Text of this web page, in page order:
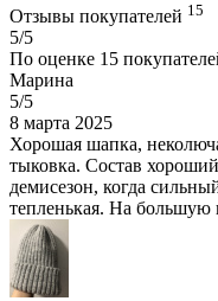
Отзывы покупателей 15
5/5
По оценке 15
Марина
5/5
8 марта 2025
Хорошая шапка,
тыковка. Состав
демисезон, когда
тепленькая. На большую